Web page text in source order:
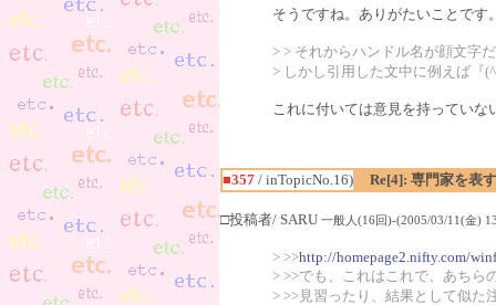
そうですね。ありがたいことです
> > それからハンドル名が顔文字
> しかし引用した文中に例えば『
これに付いては意見を持っていな
■357 / inTopicNo.16) Re[4]: 専門家を表
□投稿者/ SARU 一般人(16回)-(2005/03/11(金)
> >>http://homepage2.nifty.com/
> >>でも、これはこれで、あちら
> >>見習ったり、結果として似た